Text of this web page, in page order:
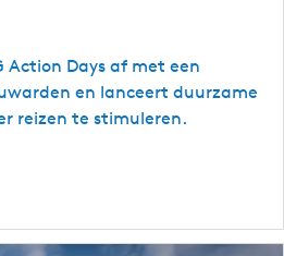
Action Days af met een
en lanceert duurzame
reizen te stimuleren.